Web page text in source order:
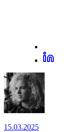
15.03.2025